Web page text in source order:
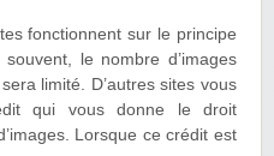
fonctionnent sur le principe
le nombre d’images
limité. D’autres sites vous
qui vous donne le droit
Lorsque ce crédit est